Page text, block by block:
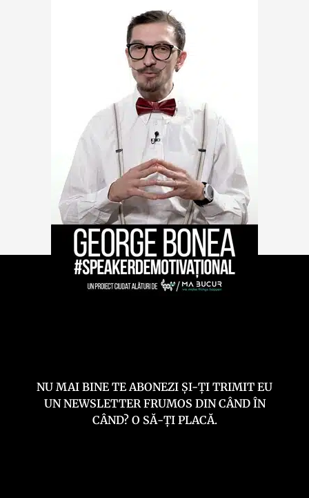
NU MAI BINE TE ABONEZI ȘI-ȚI TRIMIT EU
UN NEWSLETTER FRUMOS DIN CÂND ÎN
CÂND? O SĂ-ȚI PLACĂ.